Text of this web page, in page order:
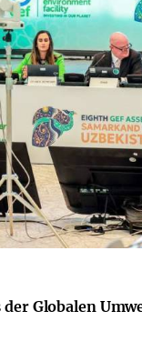
der Globalen